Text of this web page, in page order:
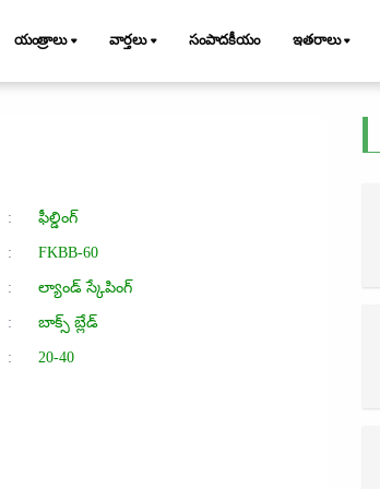
యంత్రాలు వార్తలు సంపాదకీయం ఇతరాలు
:
ఫీల్డింగ్
:
FKBB-60
:
ల్యాండ్ స్కేపింగ్
:
బాక్స్ బ్లేడ్
: 20-40